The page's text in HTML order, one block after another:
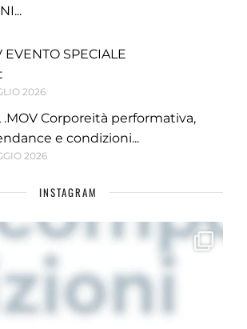
EVENTO SPECIALE
2026
.MOV Corporeità performativa,
e condizioni...
2026
INSTAGRAM